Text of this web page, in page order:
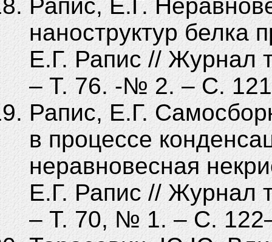
Рапис, Е.Г.
наноструктур белка
Е.Г. Рапис // Журнал
– Т. 76. -№ 2. – С.
Рапис, Е.Г.
в процессе
неравновесная
Е.Г. Рапис // Журнал
– Т. 70, № 1. – С.